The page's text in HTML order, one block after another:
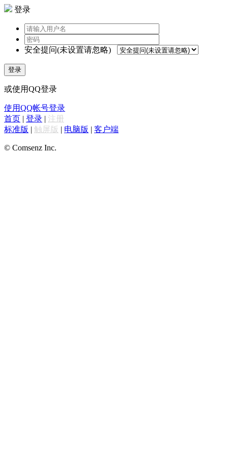
登录
安全提问(未设置请忽略)
登录
或使用QQ登录
使用QQ帐号登录
首页 | 登录 | 注册
标准版 | 触屏版 | 电脑版 | 客户端
© Comsenz Inc.